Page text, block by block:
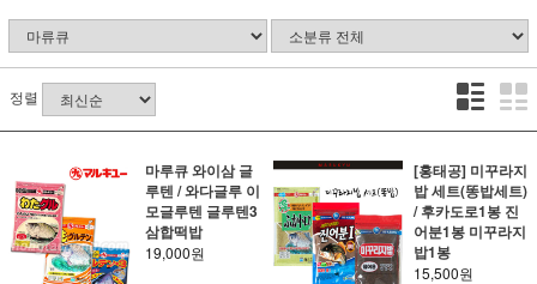
정렬
마루큐 와이삼 글
루텐 / 와다글루 이
모글루텐 글루텐3
삼합떡밥
19,000원
[홍태공] 미꾸라지
밥 세트(똥밥세트)
/ 후카도로1봉 진
어분1봉 미꾸라지
밥1봉
15,500원